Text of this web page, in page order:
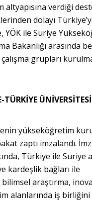
altyapısına verdiği
dolayı
YÖK ile Suriye
Bakanlığı arasında
grupları
TÜRKİYE ÜNİVERSİTESİ
yükseköğretim
zaptı imzalandı.
Türkiye ile Suriye
kardeşlik bağları ile
araştırma,
alanlarında iş birliğini